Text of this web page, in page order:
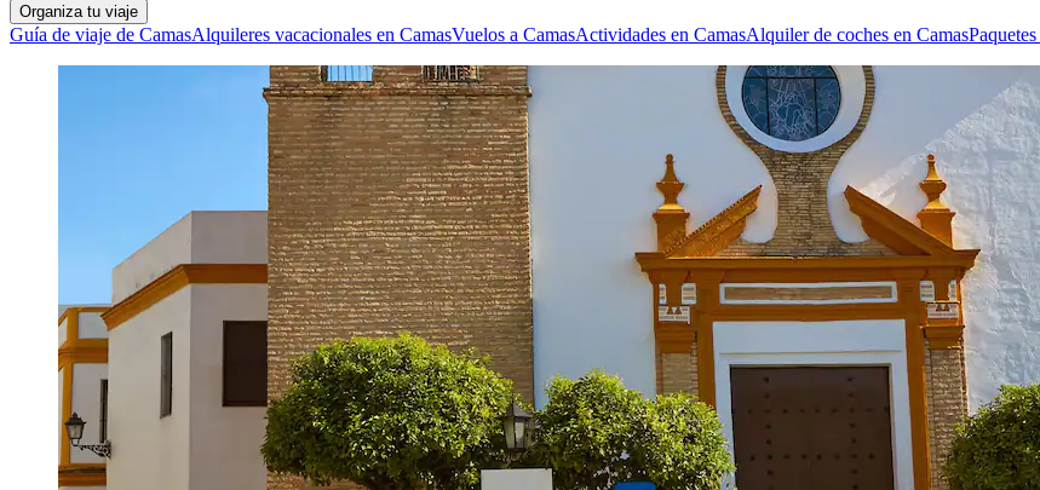
Organiza tu viaje
Guía de viaje de CamasAlquileres vacacionales en CamasVuelos a CamasActividades en CamasAlquiler de coches en Camas